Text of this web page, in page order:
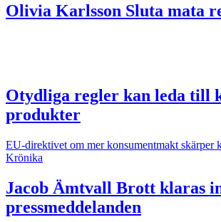
Olivia Karlsson Sluta mata
Otydliga regler kan leda till
produkter
EU-direktivet om mer konsumentmakt skärper
Krönika
Jacob Ämtvall Brott klaras
pressmeddelanden